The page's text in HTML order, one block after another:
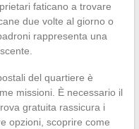
faticano a trovare
due volte al giorno o
rappresenta una
del quartiere è
missioni. È necessario il
gratuita rassicura i
opzioni, scoprire come